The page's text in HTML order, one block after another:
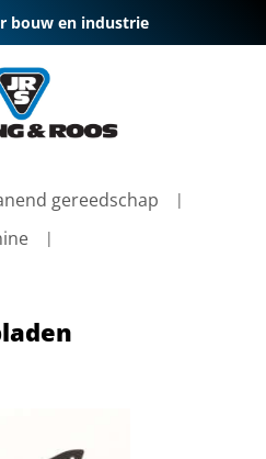
bouw en industrie
gereedschap